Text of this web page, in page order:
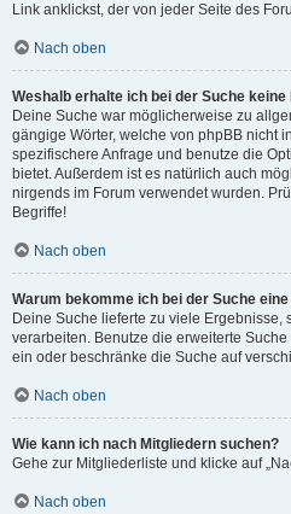
Link anklickst, der von jeder Seite des
Nach oben
Weshalb erhalte ich bei der Suche
Deine Suche war möglicherweise zu
gängige Wörter, welche von phpBB nicht
spezifischere Anfrage und benutze die
bietet. Außerdem ist es natürlich auch
nirgends im Forum verwendet wurden.
Begriffe!
Nach oben
Warum bekomme ich bei der Suche
Deine Suche lieferte zu viele Ergebnisse,
verarbeiten. Benutze die erweiterte
ein oder beschränke die Suche auf
Nach oben
Wie kann ich nach Mitgliedern suchen?
Gehe zur Mitgliederliste und klicke auf
Nach oben